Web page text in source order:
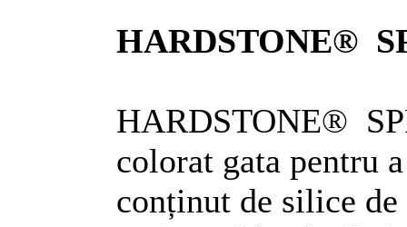
HARDSTONE®
HARDSTONE®
colorat gata pentru
conținut de silice